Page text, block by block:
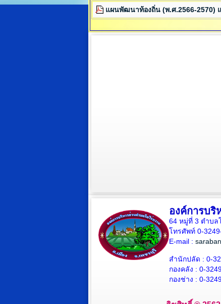
แผนพัฒนาท้องถิ่น (พ.ศ.2566-2570)
องค์การบริ
64 หมู่ที่ 3 ตำบล
โทรศัพท์ 0-
E-mail :
สำนักปลัด : 0-
กองคลัง : 0-
กองช่าง : 0-